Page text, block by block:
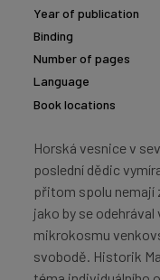
Year of publication
Binding
Number of pages
Language
Book locations
Horská vesnice v
poslední dědic
přitom spolu nemají
jako by se
mikrokosmu
svobodě. Historik